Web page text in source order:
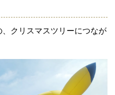
クリスマスツリーにつなが